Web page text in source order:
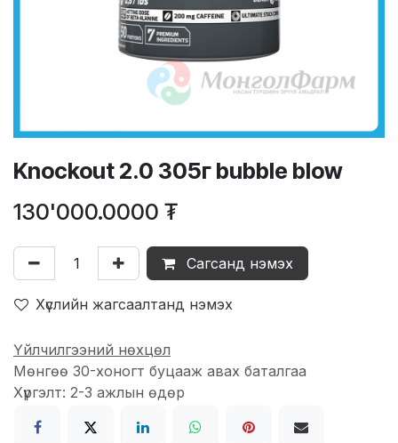
Knockout 2.0 305г bubble blow
130'000.0000 ₮
Сагсанд нэмэх
Хүслийн жагсаалтанд нэмэх
Үйлчилгээний нөхцөл
Мөнгөө 30-хоногт буцааж авах баталгаа
Хүргэлт: 2-3 ажлын өдөр